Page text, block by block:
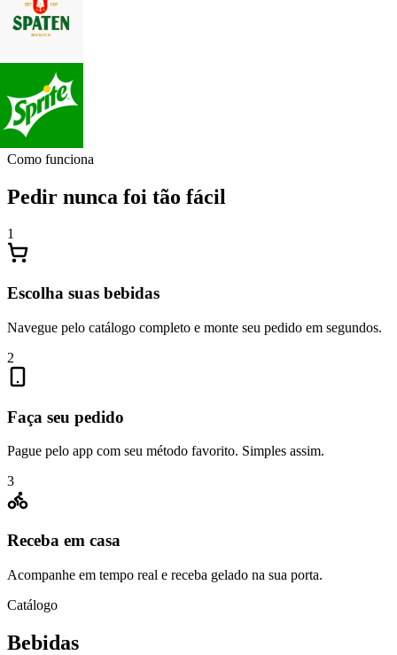
Como funciona
Pedir nunca foi tão fácil
1
Escolha suas bebidas
Navegue pelo catálogo completo e monte seu pedido em segundos.
2
Faça seu pedido
Pague pelo app com seu método favorito. Simples assim.
3
Receba em casa
Acompanhe em tempo real e receba gelado na sua porta.
Catálogo
Bebidas